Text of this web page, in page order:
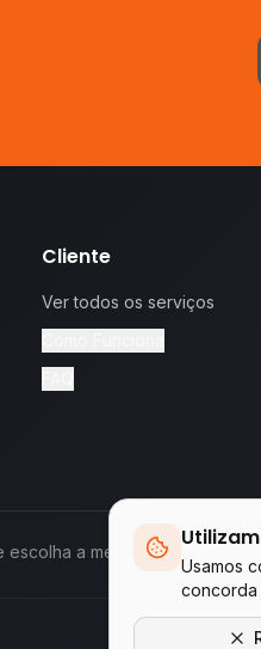
Usamos
concorda
Cliente
Ver todos os serviços
a melhor proposta.